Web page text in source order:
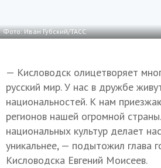
Фото: Иван Губский/ТАСС
— Кисловодск олицетворяет
русский мир. У нас в дружбе
национальностей. К нам
регионов нашей огромной
национальных культур делает
уникальнее, — подытожил глава
Кисловодска Евгений Моисеев.